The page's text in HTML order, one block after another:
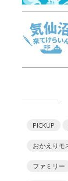
PICKUP
おかえりモ
ファミリー